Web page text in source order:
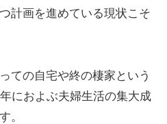
計画を進めている現状こそ
ての自宅や終の棲家という
におよぶ夫婦生活の集大成
。